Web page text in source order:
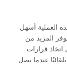
العملية أسهل
المزيد من
اتخاذ قرارات
عندما يصل